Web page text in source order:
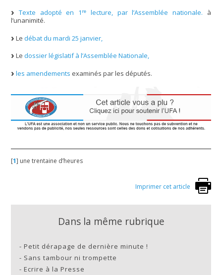
Texte adopté en 1 re lecture, par l’Assemblée nationale. à
l’unanimité.
Ledébat du mardi 25 janvier,
Ledossier législatif à l’Assemblée Nationale,
les amendements examinés par les députés.
[1] une trentaine d’heures
Imprimer cet article
Dans la même rubrique
-Petit dérapage de dernière minute !
- Sans tambour ni trompette
-Ecrire à la Presse